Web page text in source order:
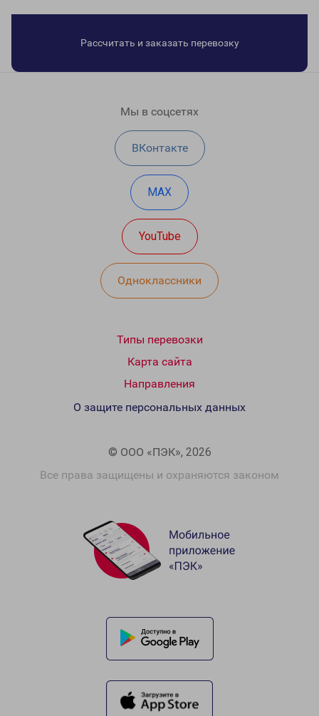
Рассчитать и заказать перевозку
Мы в соцсетях
ВКонтакте
MAX
YouTube
Одноклассники
Типы перевозки
Карта сайта
Направления
© ООО «ПЭК», 2026
Все права защищены и охраняются законом
О защите персональных данных